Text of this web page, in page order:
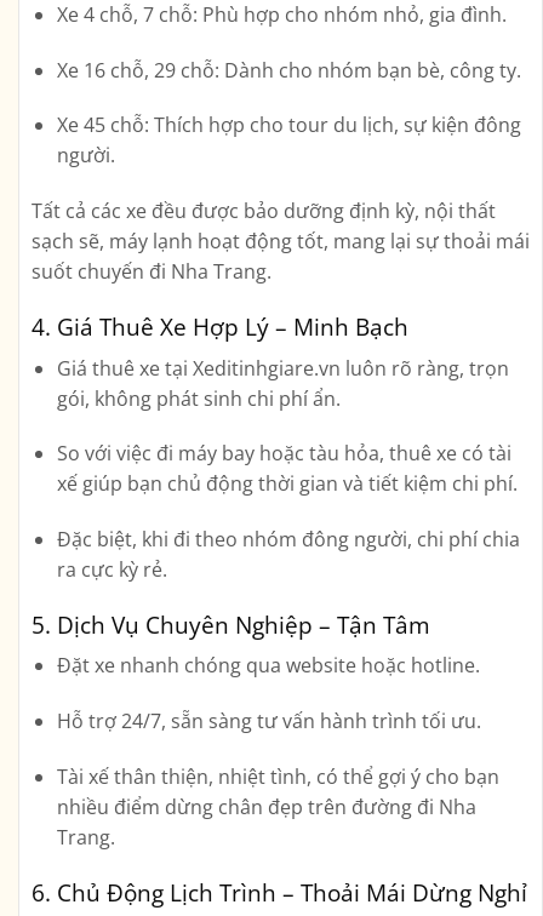
Xe 4 chỗ, 7 chỗ: Phù hợp cho nhóm nhỏ, gia đình.
Xe 16 chỗ, 29 chỗ: Dành cho nhóm bạn bè, công ty.
Xe 45 chỗ: Thích hợp cho tour du lịch, sự kiện đông
người.
Tất cả các xe đều được bảo dưỡng định kỳ, nội thất
sạch sẽ, máy lạnh hoạt động tốt, mang lại sự thoải mái
suốt chuyến đi Nha Trang.
4. Giá Thuê Xe Hợp Lý – Minh Bạch
Giá thuê xe tại Xeditinhgiare.vn luôn rõ ràng, trọn
gói, không phát sinh chi phí ẩn.
So với việc đi máy bay hoặc tàu hỏa, thuê xe có tài
xế giúp bạn chủ động thời gian và tiết kiệm chi phí.
Đặc biệt, khi đi theo nhóm đông người, chi phí chia
ra cực kỳ rẻ.
5. Dịch Vụ Chuyên Nghiệp – Tận Tâm
Đặt xe nhanh chóng qua website hoặc hotline.
Hỗ trợ 24/7, sẵn sàng tư vấn hành trình tối ưu.
Tài xế thân thiện, nhiệt tình, có thể gợi ý cho bạn
nhiều điểm dừng chân đẹp trên đường đi Nha
Trang.
6. Chủ Động Lịch Trình – Thoải Mái Dừng Nghỉ